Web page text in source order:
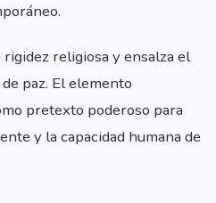
religiosa y ensalza el
paz. El elemento
pretexto poderoso para
y la capacidad humana de